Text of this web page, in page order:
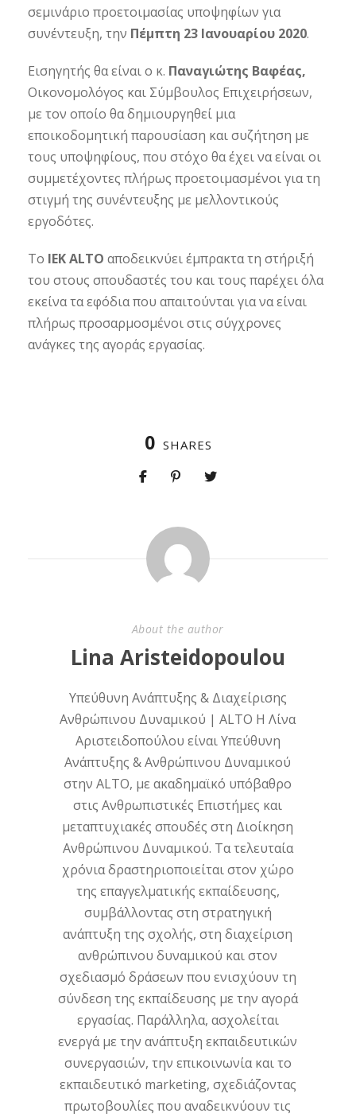
σεμινάριο προετοιμασίας υποψηφίων για
συνέντευξη, την Πέμπτη 23 Ιανουαρίου 2020.
Εισηγητής θα είναι ο κ. Παναγιώτης Βαφέας,
Οικονομολόγος και Σύμβουλος Επιχειρήσεων,
με τον οποίο θα δημιουργηθεί μια
εποικοδομητική παρουσίαση και συζήτηση με
τους υποψηφίους, που στόχο θα έχει να είναι οι
συμμετέχοντες πλήρως προετοιμασμένοι για τη
στιγμή της συνέντευξης με μελλοντικούς
εργοδότες.
Το IEK ALTO αποδεικνύει έμπρακτα τη στήριξή
του στους σπουδαστές του και τους παρέχει όλα
εκείνα τα εφόδια που απαιτούνται για να είναι
πλήρως προσαρμοσμένοι στις σύγχρονες
ανάγκες της αγοράς εργασίας.
0 SHARES
About the author
Lina Aristeidopoulou
Υπεύθυνη Ανάπτυξης & Διαχείρισης
Ανθρώπινου Δυναμικού | ALTO Η Λίνα
Αριστειδοπούλου είναι Υπεύθυνη
Ανάπτυξης & Ανθρώπινου Δυναμικού
στην ALTO, με ακαδημαϊκό υπόβαθρο
στις Ανθρωπιστικές Επιστήμες και
μεταπτυχιακές σπουδές στη Διοίκηση
Ανθρώπινου Δυναμικού. Τα τελευταία
χρόνια δραστηριοποιείται στον χώρο
της επαγγελματικής εκπαίδευσης,
συμβάλλοντας στη στρατηγική
ανάπτυξη της σχολής, στη διαχείριση
ανθρώπινου δυναμικού και στον
σχεδιασμό δράσεων που ενισχύουν τη
σύνδεση της εκπαίδευσης με την αγορά
εργασίας. Παράλληλα, ασχολείται
ενεργά με την ανάπτυξη εκπαιδευτικών
συνεργασιών, την επικοινωνία και το
εκπαιδευτικό marketing, σχεδιάζοντας
πρωτοβουλίες που αναδεικνύουν τις